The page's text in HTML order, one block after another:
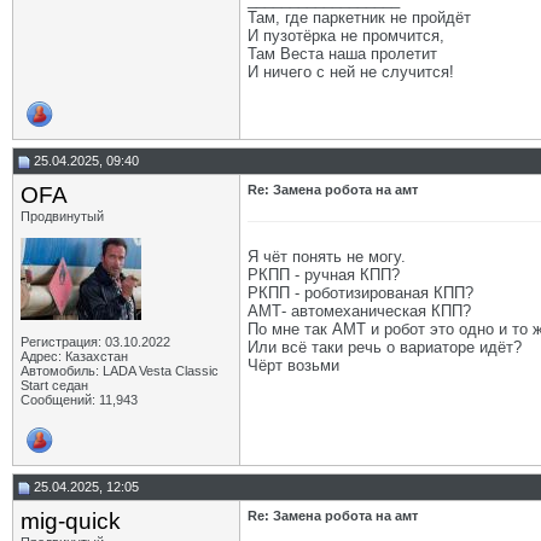
Там, где паркетник не пройдёт
И пузотёрка не промчится,
Там Веста наша пролетит
И ничего с ней не случится!
25.04.2025, 09:40
OFA
Продвинутый
Регистрация: 03.10.2022
Адрес: Казахстан
Автомобиль: LADA Vesta Classic
Start седан
Сообщений: 11,943
Re: Замена робота на амт
Я чёт понять не могу.
РКПП - ручная КПП?
РКПП - роботизированая КПП?
АМТ- автомеханическая КПП?
По мне так АМТ и робот это одно и то
Или всё таки речь о вариаторе идёт?
Чёрт возьми
25.04.2025, 12:05
mig-quick Re: Замена робота на амт